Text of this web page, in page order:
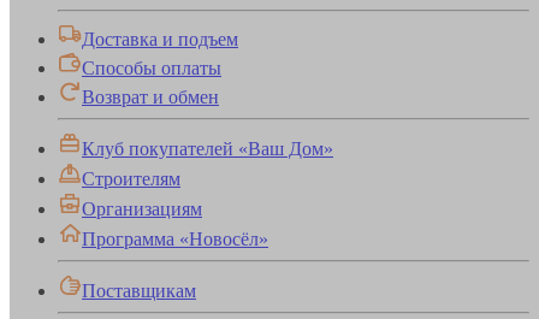
Доставка и подъем
Способы оплаты
Возврат и обмен
Клуб покупателей «Ваш Дом»
Строителям
Организациям
Программа «Новосёл»
Поставщикам